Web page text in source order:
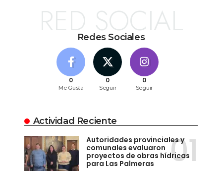
Redes Sociales
RED SOCIAL
0
Me Gusta
0
Seguir
0
Seguir
Actividad Reciente
Autoridades provinciales y
comunales evaluaron
proyectos de obras hídricas
para Las Palmeras